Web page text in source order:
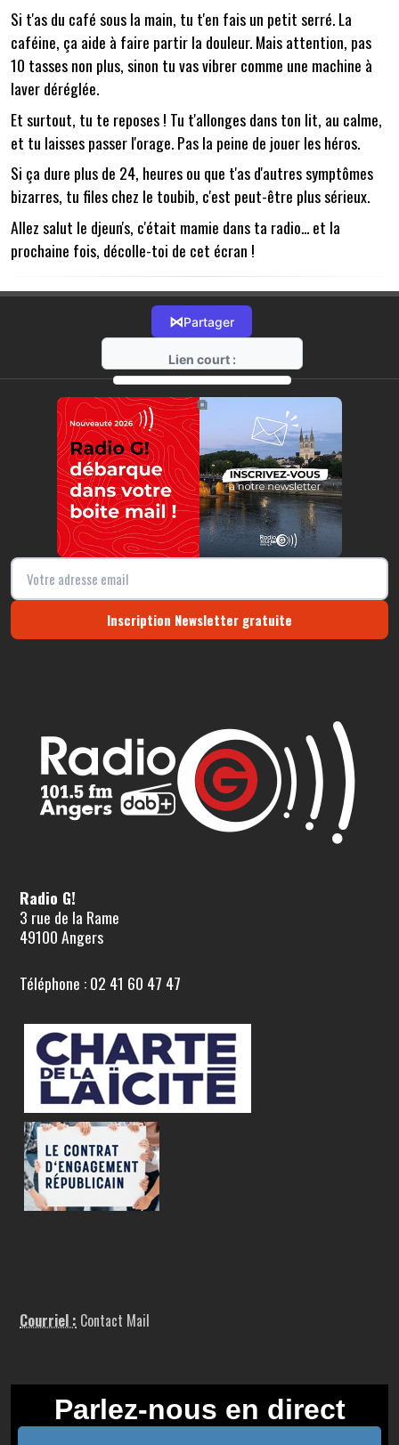
Si t'as du café sous la main, tu t'en fais un petit serré. La
caféine, ça aide à faire partir la douleur. Mais attention, pas
10 tasses non plus, sinon tu vas vibrer comme une machine à
laver déréglée.
Et surtout, tu te reposes ! Tu t'allonges dans ton lit, au calme,
et tu laisses passer l'orage. Pas la peine de jouer les héros.
Si ça dure plus de 24, heures ou que t'as d'autres symptômes
bizarres, tu files chez le toubib, c'est peut-être plus sérieux.
Allez salut le djeun's, c'était mamie dans ta radio... et la
prochaine fois, décolle-toi de cet écran !
⋈Partager
Lien court :
https://radio-g.fr?19370
⧉
Inscription Newsletter gratuite
Radio G!
3 rue de la Rame
49100 Angers
Téléphone : 02 41 60 47 47
Courriel : Contact Mail